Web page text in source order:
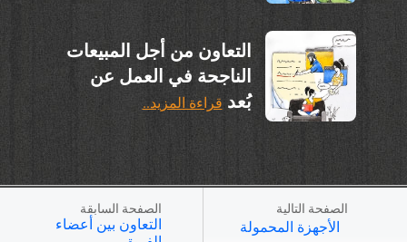
التعاون من أجل المبيعات
الناجحة في العمل عن
بُعد قراءة المزيد..
الصفحة السابقة
التعاون بين أعضاء
الصفحة التالية
الأجهزة المحمولة